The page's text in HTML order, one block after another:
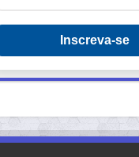
Inscreva-se